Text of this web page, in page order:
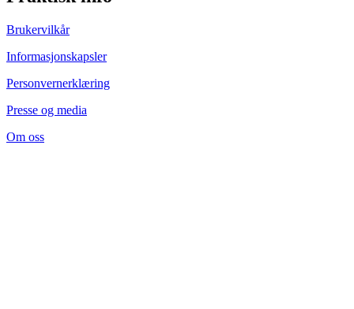
Brukervilkår
Informasjonskapsler
Personvernerklæring
Presse og media
Om oss